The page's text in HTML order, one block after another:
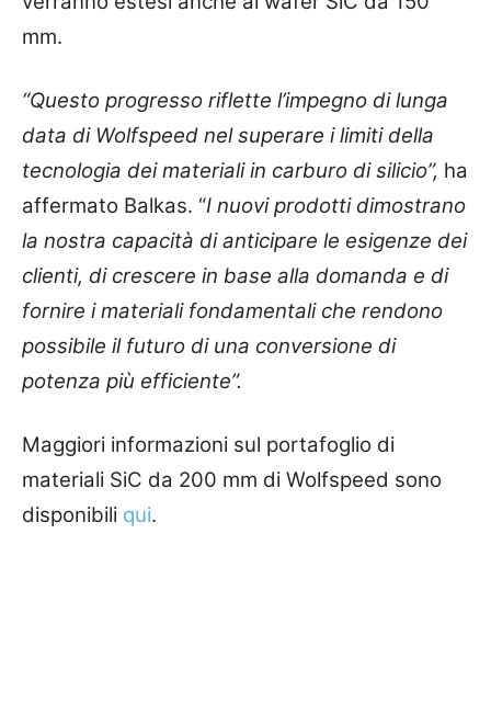
mm.
“Questo progresso riflette l’impegno di lunga
data di Wolfspeed nel superare i limiti della
tecnologia dei materiali in carburo di silicio”, ha
affermato Balkas. “I nuovi prodotti dimostrano
la nostra capacità di anticipare le esigenze dei
clienti, di crescere in base alla domanda e di
fornire i materiali fondamentali che rendono
possibile il futuro di una conversione di
potenza più efficiente”.
Maggiori informazioni sul portafoglio di
materiali SiC da 200 mm di Wolfspeed sono
disponibili qui.